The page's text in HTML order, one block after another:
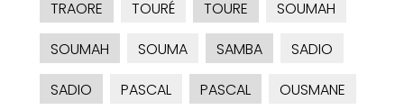
TRAORE
TOURÉ TOURE
SOUMAH
SOUMAH
SOUMA SAMBA
SADIO
SADIO
PASCAL PASCAL
OUSMANE